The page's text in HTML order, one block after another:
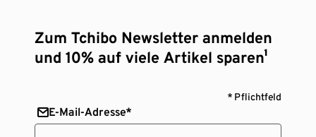
Zum Tchibo Newsletter anmelden
und 10% auf viele Artikel sparen¹
* Pflichtfeld
E-Mail-Adresse*